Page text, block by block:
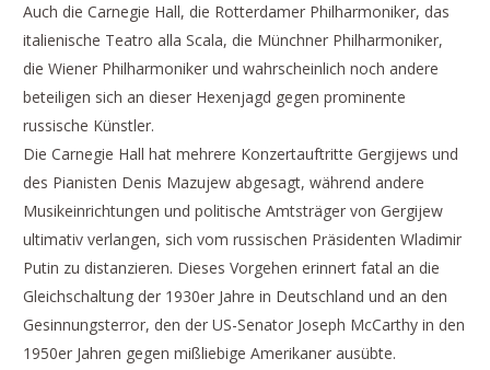
Auch die Carnegie Hall, die Rotterdamer Philharmoniker, das
italienische Teatro alla Scala, die Münchner Philharmoniker,
die Wiener Philharmoniker und wahrscheinlich noch andere
beteiligen sich an dieser Hexenjagd gegen prominente
russische Künstler.
Die Carnegie Hall hat mehrere Konzertauftritte Gergijews und
des Pianisten Denis Mazujew abgesagt, während andere
Musikeinrichtungen und politische Amtsträger von Gergijew
ultimativ verlangen, sich vom russischen Präsidenten Wladimir
Putin zu distanzieren. Dieses Vorgehen erinnert fatal an die
Gleichschaltung der 1930er Jahre in Deutschland und an den
Gesinnungsterror, den der US-Senator Joseph McCarthy in den
1950er Jahren gegen mißliebige Amerikaner ausübte.